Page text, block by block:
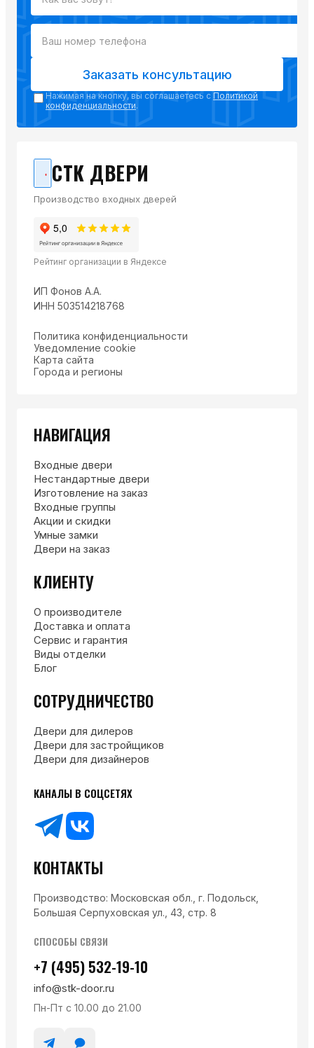
Заказать консультацию
Нажимая на кнопку, вы соглашаетесь с Политикой
конфиденциальности.
СТК ДВЕРИ
Производство входных дверей
Рейтинг организации в Яндексе
ИП Фонов А.А.
ИНН 503514218768
Политика конфиденциальности
Уведомление cookie
Карта сайта
Города и регионы
НАВИГАЦИЯ
Входные двери
Нестандартные двери
Изготовление на заказ
Входные группы
Акции и скидки
Умные замки
Двери на заказ
КЛИЕНТУ
О производителе
Доставка и оплата
Сервис и гарантия
Виды отделки
Блог
СОТРУДНИЧЕСТВО
Двери для дилеров
Двери для застройщиков
Двери для дизайнеров
КАНАЛЫ В СОЦСЕТЯХ
КОНТАКТЫ
Производство: Московская обл., г. Подольск,
Большая Серпуховская ул., 43, стр. 8
СПОСОБЫ СВЯЗИ
+7 (495) 532-19-10
info@stk-door.ru
Пн-Пт с 10.00 до 21.00